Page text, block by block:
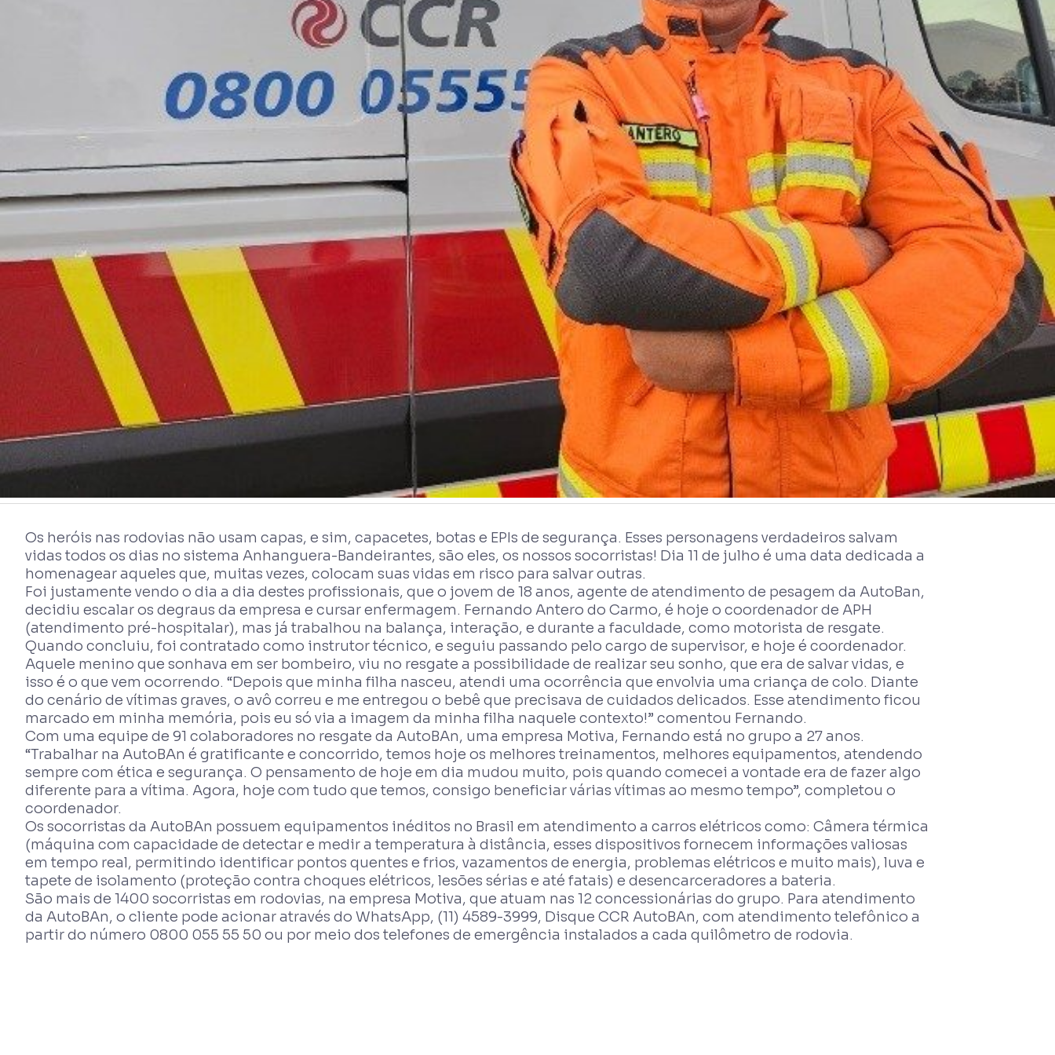
Os heróis nas rodovias não usam capas, e sim, capacetes, botas e EPIs de segurança. Esses personagens verdadeiros salvam
vidas todos os dias no sistema Anhanguera-Bandeirantes, são eles, os nossos socorristas! Dia 11 de julho é uma data dedicada a
homenagear aqueles que, muitas vezes, colocam suas vidas em risco para salvar outras.
Foi justamente vendo o dia a dia destes profissionais, que o jovem de 18 anos, agente de atendimento de pesagem da AutoBan,
decidiu escalar os degraus da empresa e cursar enfermagem. Fernando Antero do Carmo, é hoje o coordenador de APH
(atendimento pré-hospitalar), mas já trabalhou na balança, interação, e durante a faculdade, como motorista de resgate.
Quando concluiu, foi contratado como instrutor técnico, e seguiu passando pelo cargo de supervisor, e hoje é coordenador.
Aquele menino que sonhava em ser bombeiro, viu no resgate a possibilidade de realizar seu sonho, que era de salvar vidas, e
isso é o que vem ocorrendo. “Depois que minha filha nasceu, atendi uma ocorrência que envolvia uma criança de colo. Diante
do cenário de vítimas graves, o avô correu e me entregou o bebê que precisava de cuidados delicados. Esse atendimento ficou
marcado em minha memória, pois eu só via a imagem da minha filha naquele contexto!” comentou Fernando.
Com uma equipe de 91 colaboradores no resgate da AutoBAn, uma empresa Motiva, Fernando está no grupo a 27 anos.
“Trabalhar na AutoBAn é gratificante e concorrido, temos hoje os melhores treinamentos, melhores equipamentos, atendendo
sempre com ética e segurança. O pensamento de hoje em dia mudou muito, pois quando comecei a vontade era de fazer algo
diferente para a vítima. Agora, hoje com tudo que temos, consigo beneficiar várias vítimas ao mesmo tempo”, completou o
coordenador.
Os socorristas da AutoBAn possuem equipamentos inéditos no Brasil em atendimento a carros elétricos como: Câmera térmica
(máquina com capacidade de detectar e medir a temperatura à distância, esses dispositivos fornecem informações valiosas
em tempo real, permitindo identificar pontos quentes e frios, vazamentos de energia, problemas elétricos e muito mais), luva e
tapete de isolamento (proteção contra choques elétricos, lesões sérias e até fatais) e desencarceradores a bateria.
São mais de 1400 socorristas em rodovias, na empresa Motiva, que atuam nas 12 concessionárias do grupo. Para atendimento
da AutoBAn, o cliente pode acionar através do WhatsApp, (11) 4589-3999, Disque CCR AutoBAn, com atendimento telefônico a
partir do número 0800 055 55 50 ou por meio dos telefones de emergência instalados a cada quilômetro de rodovia.